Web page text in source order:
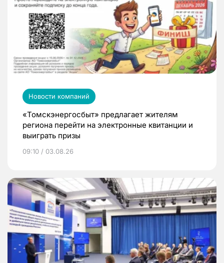
Новости компаний
«Томскэнергосбыт» предлагает жителям
региона перейти на электронные квитанции и
выиграть призы
09:10 / 03.08.26